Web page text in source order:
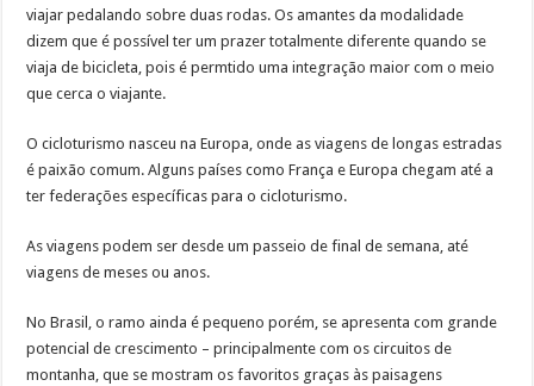
viajar pedalando sobre duas rodas. Os amantes da modalidade
dizem que é possível ter um prazer totalmente diferente quando se
viaja de bicicleta, pois é permtido uma integração maior com o meio
que cerca o viajante.
O cicloturismo nasceu na Europa, onde as viagens de longas estradas
é paixão comum. Alguns países como França e Europa chegam até a
ter federações específicas para o cicloturismo.
As viagens podem ser desde um passeio de final de semana, até
viagens de meses ou anos.
No Brasil, o ramo ainda é pequeno porém, se apresenta com grande
potencial de crescimento – principalmente com os circuitos de
montanha, que se mostram os favoritos graças às paisagens